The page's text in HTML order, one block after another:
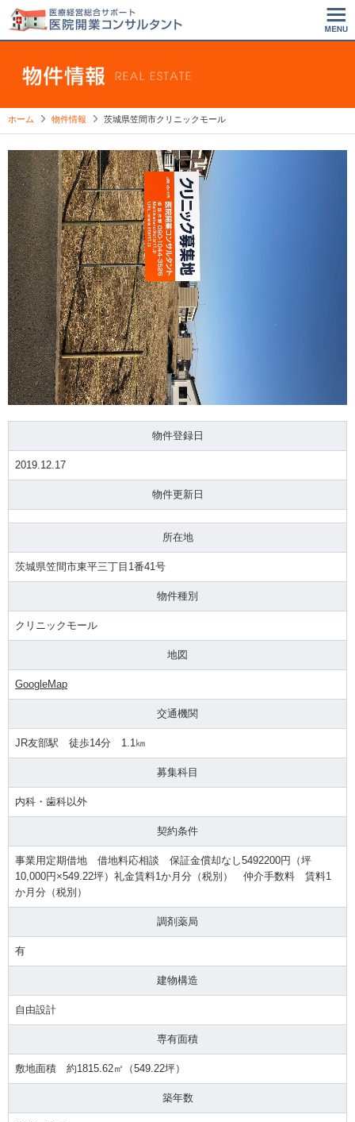
ホーム 物件情報 茨城県笠間市クリニックモール
物件登録日
2019.12.17
物件更新日
所在地
茨城県笠間市東平三丁目1番41号
物件種別
クリニックモール
地図
GoogleMap
交通機関
JR友部駅 徒歩14分 1.1㎞
募集科目
内科・歯科以外
契約条件
事業用定期借地 借地料応相談 保証金償却なし5492200円（坪
10,000円×549.22坪）礼金賃料1か月分（税別） 仲介手数料 賃料1
か月分（税別）
調剤薬局
有
建物構造
自由設計
専有面積
敷地面積 約1815.62㎡（549.22坪）
築年数